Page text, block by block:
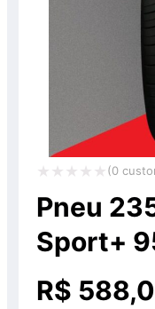
Avaliação
0
de
(0
Pneu
Sport+
R$